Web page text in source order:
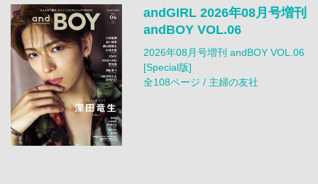
andGIRL 2026年08月号増刊
andBOY VOL.06
2026年08月号増刊 andBOY VOL.06
[Special版]
全108ページ / 主婦の友社